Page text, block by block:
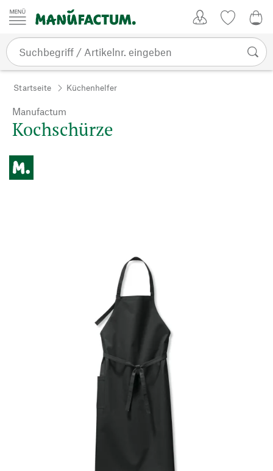
Zum Inhalt springen
Startseite Küchenhelfer
Manufactum
Kochschürze